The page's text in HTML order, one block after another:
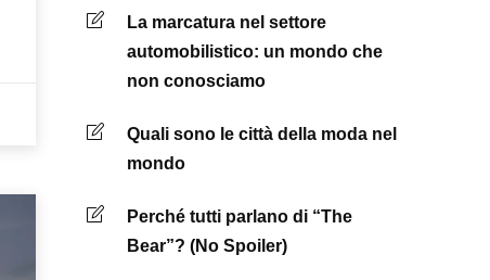
La marcatura nel settore
automobilistico: un mondo che
non conosciamo
Quali sono le città della moda nel
mondo
Perché tutti parlano di “The
Bear”? (No Spoiler)